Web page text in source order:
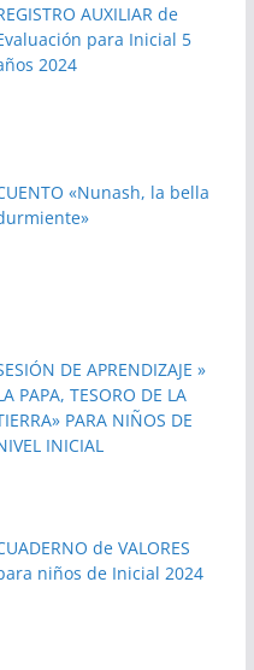
AUXILIAR de
para Inicial 5
2024
«Nunash, la bella
DE APRENDIZAJE »
PAPA, TESORO DE LA
PARA NIÑOS DE
INICIAL
de VALORES
niños de Inicial 2024